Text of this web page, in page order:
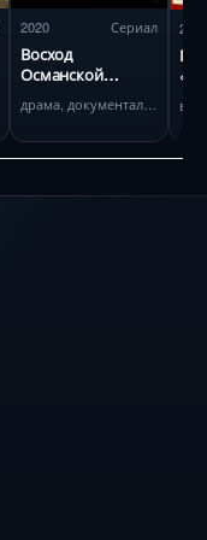
2020 Сериал
Восход
Османской
драма, документальный
2023